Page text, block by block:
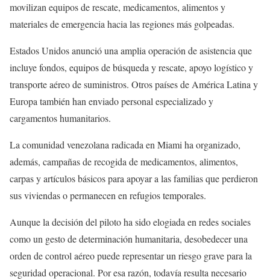
movilizan equipos de rescate, medicamentos, alimentos y
materiales de emergencia hacia las regiones más golpeadas.
Estados Unidos anunció una amplia operación de asistencia que
incluye fondos, equipos de búsqueda y rescate, apoyo logístico y
transporte aéreo de suministros. Otros países de América Latina y
Europa también han enviado personal especializado y
cargamentos humanitarios.
La comunidad venezolana radicada en Miami ha organizado,
además, campañas de recogida de medicamentos, alimentos,
carpas y artículos básicos para apoyar a las familias que perdieron
sus viviendas o permanecen en refugios temporales.
Aunque la decisión del piloto ha sido elogiada en redes sociales
como un gesto de determinación humanitaria, desobedecer una
orden de control aéreo puede representar un riesgo grave para la
seguridad operacional. Por esa razón, todavía resulta necesario